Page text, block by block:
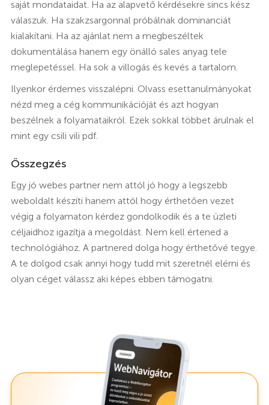
saját mondataidat. Ha az alapvető kérdésekre sincs kész
válaszuk. Ha szakzsargonnal próbálnak dominanciát
kialakítani. Ha az ajánlat nem a megbeszéltek
dokumentálása hanem egy önálló sales anyag tele
meglepetéssel. Ha sok a villogás és kevés a tartalom.
Ilyenkor érdemes visszalépni. Olvass esettanulmányokat
nézd meg a cég kommunikációját és azt hogyan
beszélnek a folyamataikról. Ezek sokkal többet árulnak el
mint egy csili vili pdf.
Összegzés
Egy jó webes partner nem attól jó hogy a legszebb
weboldalt készíti hanem attól hogy érthetően vezet
végig a folyamaton kérdez gondolkodik és a te üzleti
céljaidhoz igazítja a megoldást. Nem kell értened a
technológiához. A partnered dolga hogy érthetővé tegye.
A te dolgod csak annyi hogy tudd mit szeretnél elérni és
olyan céget válassz aki képes ebben támogatni.